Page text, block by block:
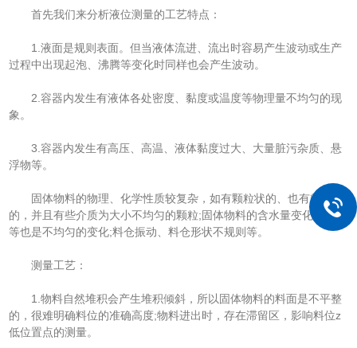
首先我们来分析液位测量的工艺特点：
1.液面是规则表面。但当液体流进、流出时容易产生波动或生产
过程中出现起泡、沸腾等变化时同样也会产生波动。
2.容器内发生有液体各处密度、黏度或温度等物理量不均匀的现
象。
3.容器内发生有高压、高温、液体黏度过大、大量脏污杂质、悬
浮物等。
固体物料的物理、化学性质较复杂，如有颗粒状的、也有粉末状
的，并且有些介质为大小不均匀的颗粒;固体物料的含水量变化、温度
等也是不均匀的变化;料仓振动、料仓形状不规则等。
测量工艺：
1.物料自然堆积会产生堆积倾斜，所以固体物料的料面是不平整
的，很难明确料位的准确高度;物料进出时，存在滞留区，影响料位z
低位置点的测量。